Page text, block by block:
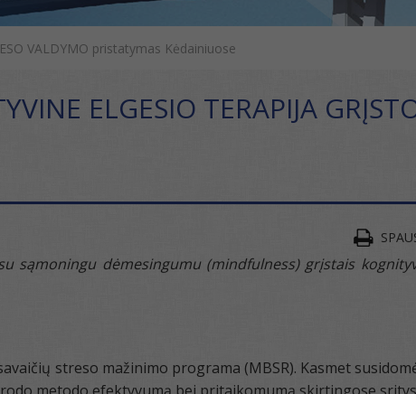
VALDYMO pristatymas Kėdainiuose
ELGESIO TERAPIJA
sąmoningu dėmesingumu (mindfulness) grįstais
streso mažinimo programa (MBSR). Kasmet